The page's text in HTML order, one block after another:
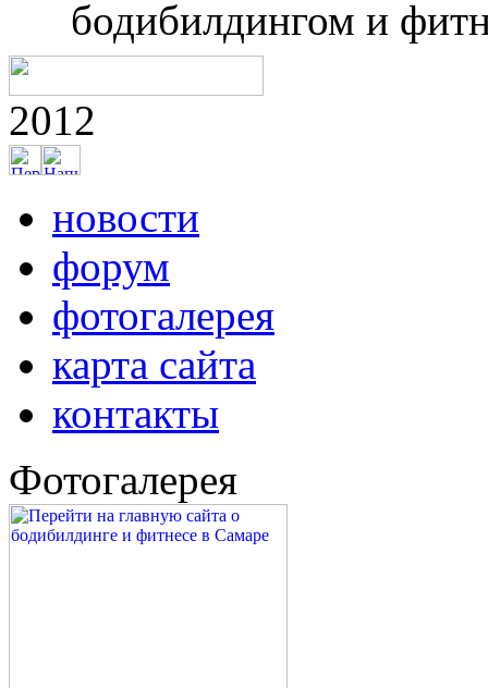
бодибилдингом и
2012
новости
форум
фотогалерея
карта сайта
контакты
Фотогалерея